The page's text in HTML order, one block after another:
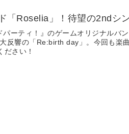
Roselia」！待望の2ndシ
ーティ！』のゲームオリジナルバ
反響の「Re:birth day」。今回も楽
さい！